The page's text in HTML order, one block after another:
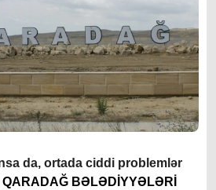
da, ortada ciddi problemlər
BƏLƏDİYYƏLƏRİ